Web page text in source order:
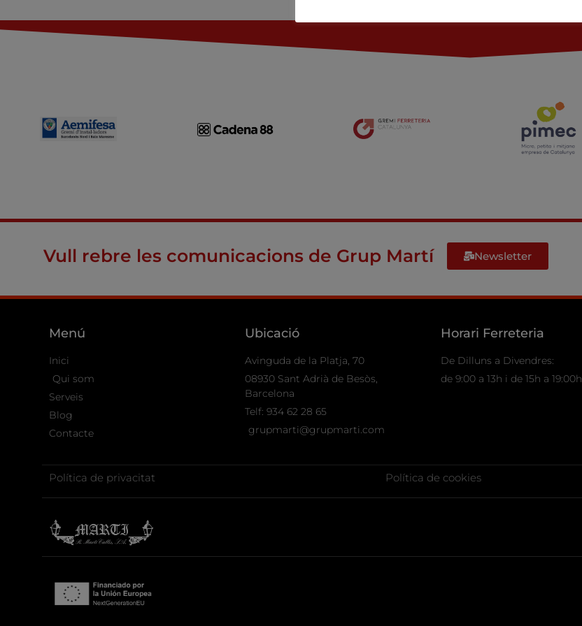
Vull rebre les comunicacions de Grup Martí Newsletter
Menú
Inici
Qui som
Serveis
Blog
Contacte
Ubicació
Avinguda de la Platja, 70
08930 Sant Adrià de Besòs,
Barcelona
Telf: 934 62 28 65
grupmarti@grupmarti.com
Horari Ferreteria
De Dilluns a Divendres:
de 9:00 a 13h i de 15h a 19:00h
Política de privacitat Política de cookies